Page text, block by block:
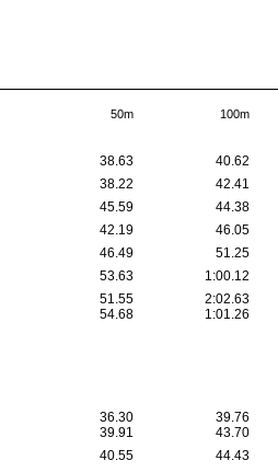
50m 100m
38.63 40.62
38.22
42.41
45.59
44.38
42.19
46.05
46.49
51.25
53.63
1:00.12
51.55
2:02.63
54.68
1:01.26
36.30 39.76
39.91
43.70
40.55
44.43